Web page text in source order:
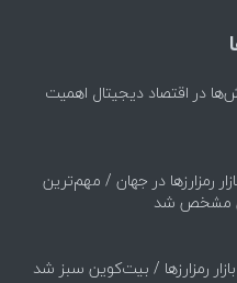
در اقتصاد دیجیتال اهمیت
رمزارزها در جهان / مهم‌ترین
مشخص شد
رمزارزها / بیت‌کوین سبز شد